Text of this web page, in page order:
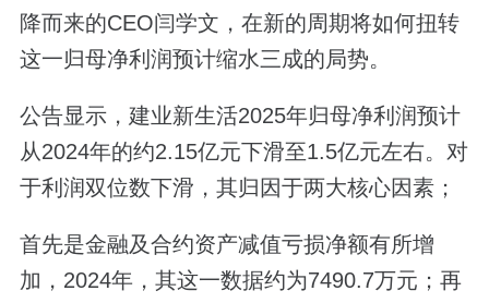
降而来的CEO闫学文，在新的周期将如何扭转
这一归母净利润预计缩水三成的局势。
公告显示，建业新生活2025年归母净利润预计
从2024年的约2.15亿元下滑至1.5亿元左右。对
于利润双位数下滑，其归因于两大核心因素；
首先是金融及合约资产减值亏损净额有所增
加，2024年，其这一数据约为7490.7万元；再